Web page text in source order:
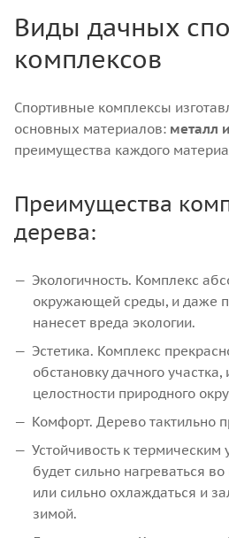
Виды дачных
комплексов
Спортивные комплексы
основных материалов: металл
преимущества каждого
Преимущества
дерева:
Экологичность. Комплекс
окружающей среды, и даже
нанесет вреда экологии.
Эстетика. Комплекс
обстановку дачного
целостности природного
Комфорт. Дерево тактильно
Устойчивость к
будет сильно нагреваться
или сильно охлаждаться и
зимой.